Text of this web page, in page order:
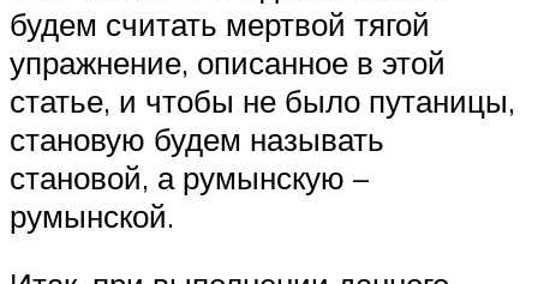
будем считать мертвой тягой
упражнение, описанное в этой
статье, и чтобы не было путаницы,
становую будем называть
становой, а румынскую –
румынской.